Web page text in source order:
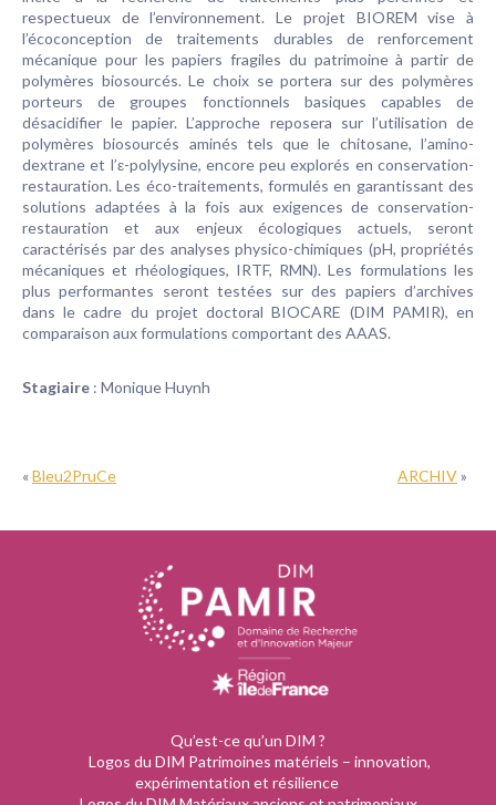
respectueux de l’environnement. Le projet BIOREM vise à
l’écoconception de traitements durables de renforcement
mécanique pour les papiers fragiles du patrimoine à partir de
polymères biosourcés. Le choix se portera sur des polymères
porteurs de groupes fonctionnels basiques capables de
désacidifier le papier. L’approche reposera sur l’utilisation de
polymères biosourcés aminés tels que le chitosane, l’amino-
dextrane et l’ε-polylysine, encore peu explorés en conservation-
restauration. Les éco-traitements, formulés en garantissant des
solutions adaptées à la fois aux exigences de conservation-
restauration et aux enjeux écologiques actuels, seront
caractérisés par des analyses physico-chimiques (pH, propriétés
mécaniques et rhéologiques, IRTF, RMN). Les formulations les
plus performantes seront testées sur des papiers d’archives
dans le cadre du projet doctoral BIOCARE (DIM PAMIR), en
comparaison aux formulations comportant des AAAS.
Stagiaire : Monique Huynh
«Bleu2PruCe ARCHIV»
Qu’est-ce qu’un DIM ?
Logos du DIM Patrimoines matériels – innovation,
expérimentation et résilience